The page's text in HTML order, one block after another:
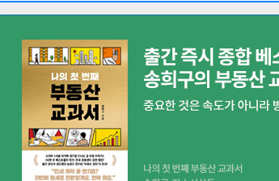
[ 전3권/구성 : 『귀멸의 칼날』 1~3 + 일러스트카드 3